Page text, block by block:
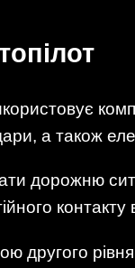
а також
дорожню
контакту
другого